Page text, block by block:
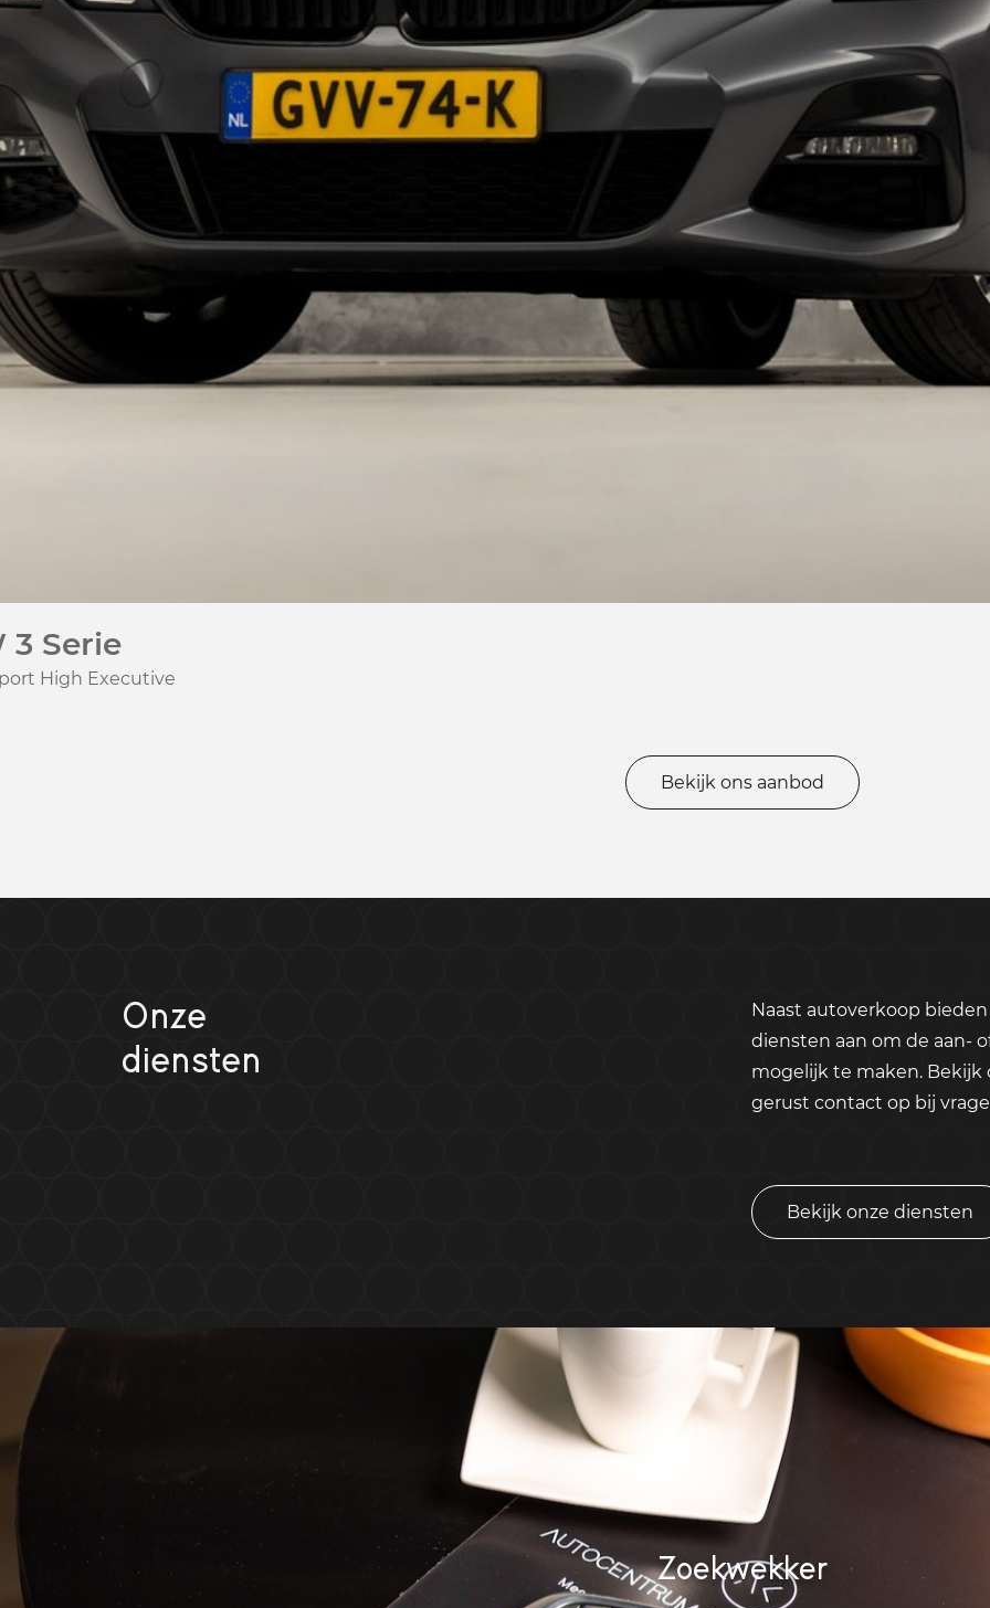
3 Serie
High Executive
Bekijk ons aanbod
Onze
diensten
Naast autoverkoop
diensten aan om de aan-
mogelijk te maken. Bekijk
gerust contact op bij
Bekijk onze diensten
Zoekwekker